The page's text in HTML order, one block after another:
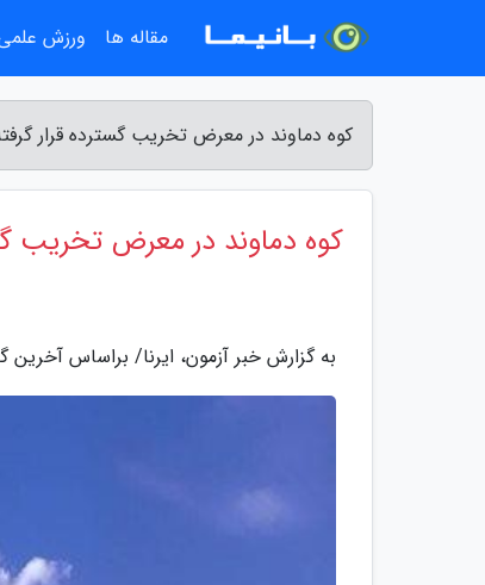
کوه دماوند در معرض تخریب گسترده قرار
کوه دماوند در معرض تخریب
به گزارش خبر آزمون، ایرنا/ براساس
مقاله ها ورزش